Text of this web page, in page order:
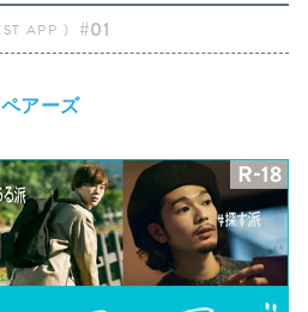
#01
ペアーズ